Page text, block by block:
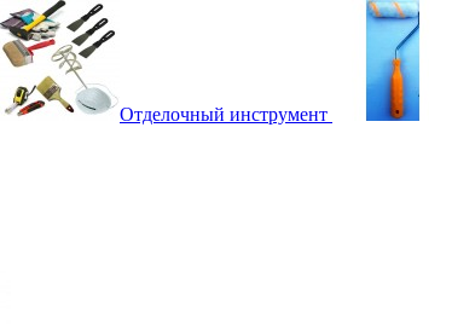
Отделочный инструмент